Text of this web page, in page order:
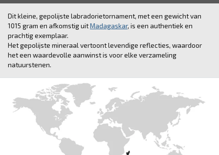
Dit kleine, gepolijste labradorietornament, met een gewicht van
1015 gram en afkomstig uitMadagaskar, is een authentiek en
prachtig exemplaar.
Het gepolijste mineraal vertoont levendige reflecties, waardoor
het een waardevolle aanwinst is voor elke verzameling
natuurstenen.